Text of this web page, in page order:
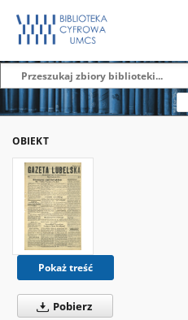
OBIEKT
Pokaż treść
Pobierz